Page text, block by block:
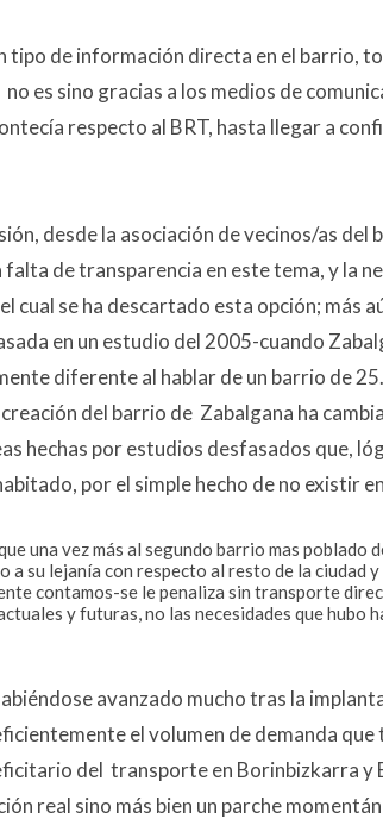
tipo de información directa en el barrio,
es sino gracias a los medios de
respecto al BRT, hasta llegar a
desde la asociación de vecinos/as
de transparencia en este tema, y la
cual se ha descartado esta opción; más
en un estudio del 2005-cuando
diferente al hablar de un barrio de
del barrio de Zabalgana ha
hechas por estudios desfasados que,
por el simple hecho de no existir
una vez más al segundo barrio mas
su lejanía con respecto al resto de la ciudad
contamos-se le penaliza sin transporte
y futuras, no las necesidades que hubo
avanzado mucho tras la
el volumen de demanda
del transporte en Borinbizkarra y
real sino más bien un parche